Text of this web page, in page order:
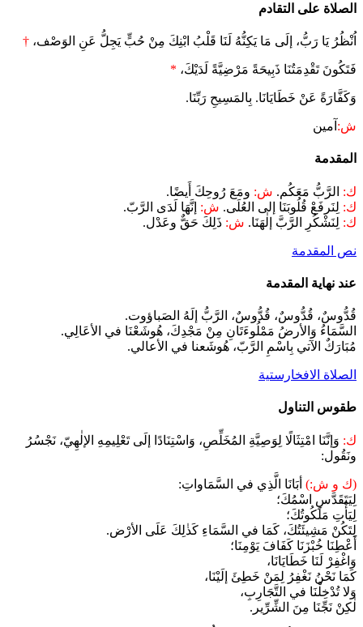
الصلاة على التقادم
اُنْظُرُ يَا رَبُّ، إلَى مَا يَكِنُّهُ لَنَا قَلْبُ ابْنِكَ مِنْ حُبٍّ يَجِلُّ عَنِ الوَصْف، †
فَتَكُونَ تَقْدِمَتُنَا ذَبِيحَةً مَرْضِيَّةً لَدَيْكَ، *
وَكَفَّارَةً عَنْ خَطَايَانَا. بِالمَسِيحِ رَبِّنَا.
ش: آمين
المقدمة
ك: الرَّبُّ مَعَكُم. ش: ومَعَ رُوحِكَ أَيضًا.
ك: لِنَرفَعْ قُلُوبَنَا إلى العُلَى. ش: إنَّهَا لَدَى الرَّبّ.
ك: لِنَشْكُرِ الرَّبَّ إلٰهَنَا. ش: ذَلِكَ حَقٌّ وعَدْل.
نص المقدمة
عند نهاية المقدمة
قُدُّوسٌ، قُدُّوسٌ، قُدُّوسٌ، الرَّبُّ إلَهُ الصَباؤوت.
السَّمَاءُ وَالأرضُ مَمْلُوءَتَانِ مِنْ مَجْدِكَ، هُوشَعْنَا في الأعَالِي.
مُبَارَكٌ الآتي بِاسْمِ الرَّبّ، هُوشَعنا في الأعالي.
الصلاة الافخارستية
طقوس التناول
ك: وَإنَّنَا امْتِثَالًا لِوَصِيَّةِ المُخَلِّصِ، وَاسْتِنَادًا إلَى تَعْلِيمِهِ الإلٰهِيّ، نَجْسُرُ
ونَقُول:
(ك و ش:) أبَانَا الَّذِي في السَّمَاواتِ:
لِيَتَقَدَّسِ اسْمُكَ؛
لِيَأْتِ مَلَكُوتُكَ؛
لِتَكُنْ مَشِيئَتُكَ، كَمَا في السَّمَاءِ كَذٰلِكَ عَلَى الأرْض.
أَعْطِنَا خُبْزَنَا كَفَافَ يَوْمِنَا؛
وَاغْفِرْ لَنَا خَطَايَانَا،
كَمَا نَحْنُ نَغْفِرُ لِمَنْ خَطِئَ إلَيْنَا،
وَلا تُدْخِلْنَا في التَّجَارِبِ،
لٰكِنْ نَجِّنَا مِنَ الشِّرِّير.